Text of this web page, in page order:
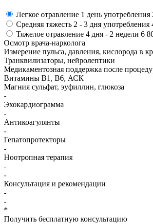
Легкое отравление 1 день употребления
Средняя тяжесть 2 - 3 дня употребления
Тяжелое отравление 4 дня - 2 недели 6
Осмотр врача-нарколога
Измерение пульса, давления, кислорода в
Транквилизаторы, нейролептики
Медикаментозная поддержка после
Витамины B1, B6, АСК
Магния сульфат, эуфиллин, глюкоза
-
Эхокардиограмма
-
Антикоагулянты
-
Гепатопротекторы
-
Ноотропная терапия
-
-
Консультация и рекомендации
-
-
*
Получить бесплатную консультацию